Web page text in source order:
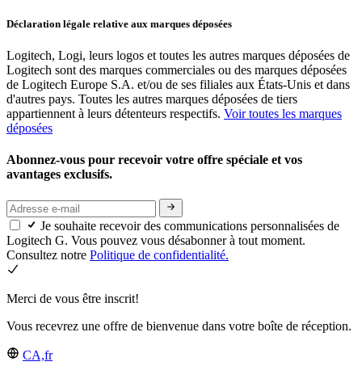
Déclaration légale relative aux marques déposées
Logitech, Logi, leurs logos et toutes les autres marques déposées de
Logitech sont des marques commerciales ou des marques déposées
de Logitech Europe S.A. et/ou de ses filiales aux États-Unis et dans
d'autres pays. Toutes les autres marques déposées de tiers
appartiennent à leurs détenteurs respectifs. Voir toutes les marques
déposées
Abonnez-vous pour recevoir votre offre spéciale et vos
avantages exclusifs.
Je souhaite recevoir des communications personnalisées de
Logitech G. Vous pouvez vous désabonner à tout moment.
Consultez notre Politique de confidentialité.
Merci de vous être inscrit!
Vous recevrez une offre de bienvenue dans votre boîte de réception.
CA,fr